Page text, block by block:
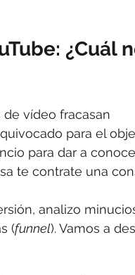
¿Cuál
vídeo fracasan
para el
para dar a
te contrate una
analizo
(funnel). Vamos a